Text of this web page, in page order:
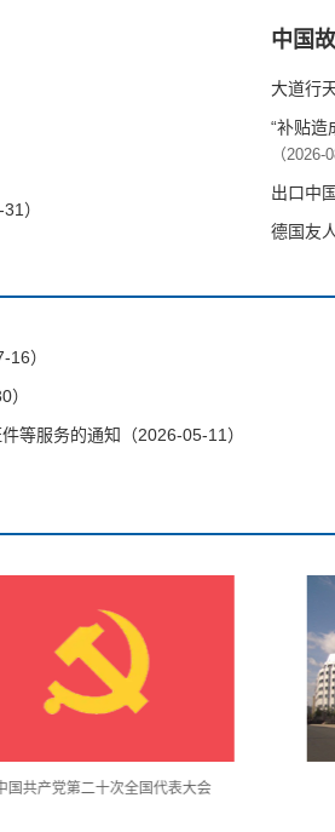
）
中国
大道行
“补贴
（2026-
出口中
德国友
）
等服务的通知（2026-05-11）
使馆月度通讯《近观中国》